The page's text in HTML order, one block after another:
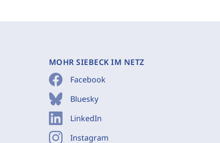
MOHR SIEBECK IM NETZ
Facebook
Bluesky
LinkedIn
Instagram